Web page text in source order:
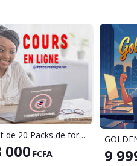
Kit de 20 Packs de formation
000 FCFA 9